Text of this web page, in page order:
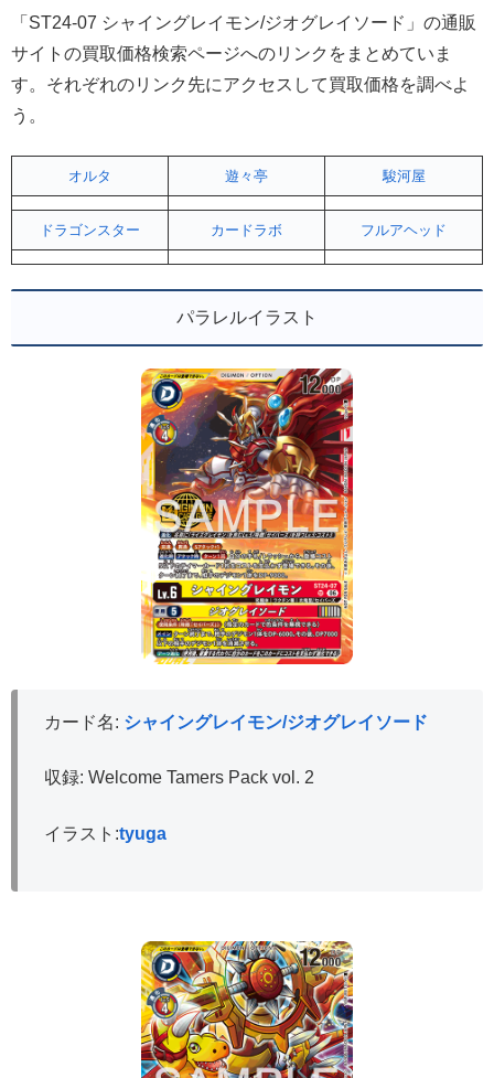
「ST24-07 シャイングレイモン/ジオグレイソード」の通販
サイトの買取価格検索ページへのリンクをまとめていま
す。それぞれのリンク先にアクセスして買取価格を調べよ
う。
オルタ 遊々亭 駿河屋
ドラゴンスター カードラボ フルアヘッド
パラレルイラスト
カード名: シャイングレイモン/ジオグレイソード
収録: Welcome Tamers Pack vol. 2
イラスト:tyuga